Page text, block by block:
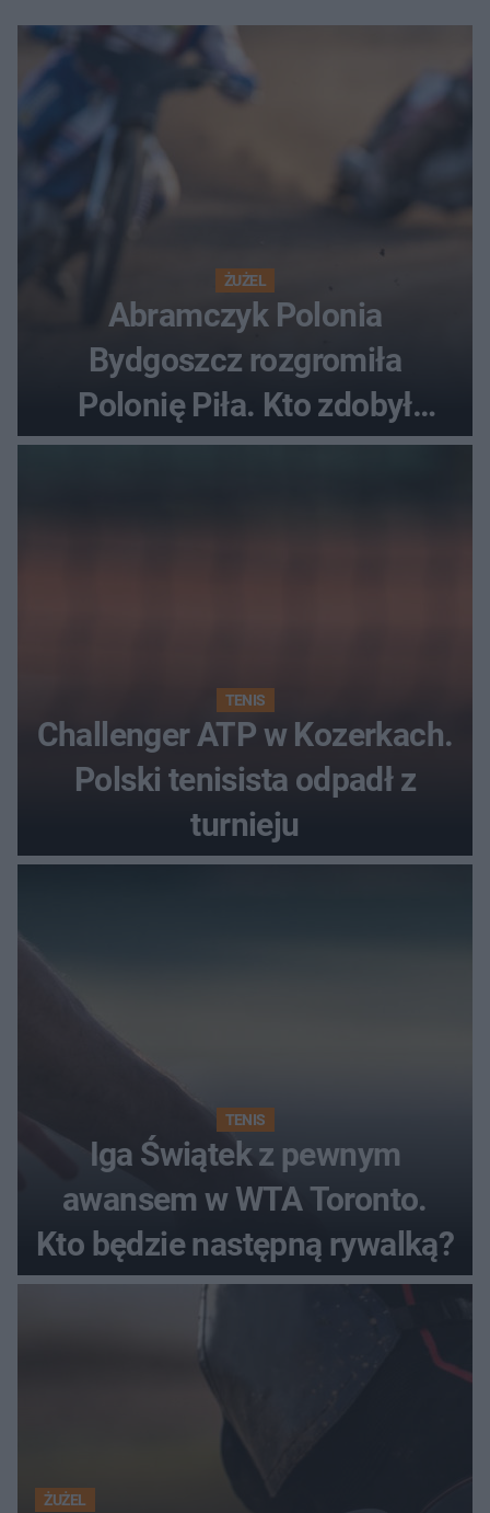
ŻUŻEL
Abramczyk Polonia
Bydgoszcz rozgromiła
Polonię Piła. Kto zdobył
najwięcej punktów?
TENIS
Challenger ATP w Kozerkach.
Polski tenisista odpadł z
turnieju
TENIS
Iga Świątek z pewnym
awansem w WTA Toronto.
Kto będzie następną rywalką?
ŻUŻEL